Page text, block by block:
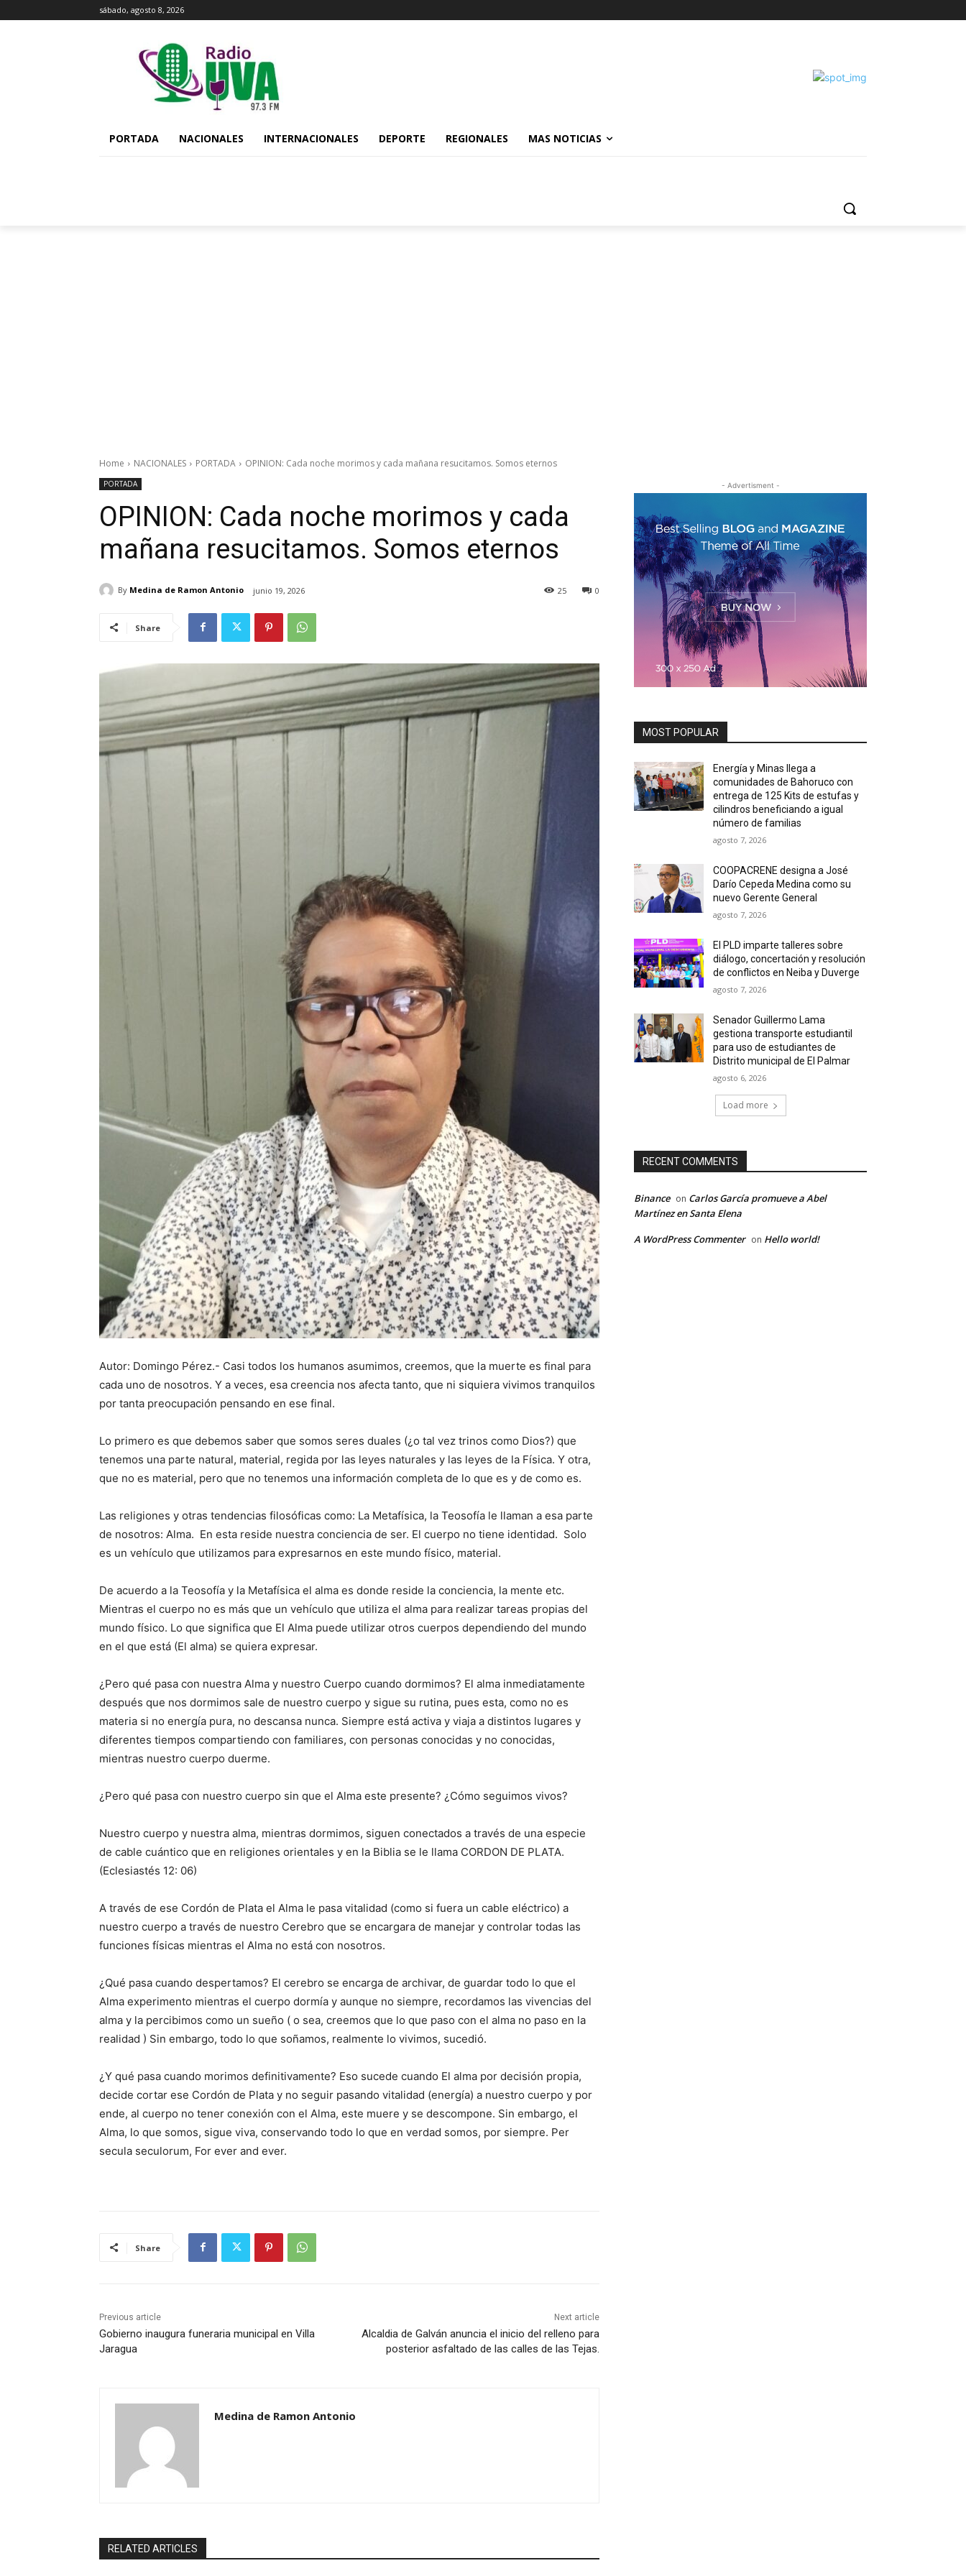
sábado, agosto 8, 2026
PORTADA NACIONALES INTERNACIONALES DEPORTE REGIONALES MAS NOTICIAS
Home NACIONALES PORTADA OPINION: Cada noche morimos y cada mañana resucitamos. Somos eternos
PORTADA
OPINION: Cada noche morimos y cada
mañana resucitamos. Somos eternos
By Medina de Ramon Antonio junio 19, 2026 0
25
Share
Autor: Domingo Pérez.- Casi todos los humanos asumimos, creemos, que la muerte es final para
cada uno de nosotros. Y a veces, esa creencia nos afecta tanto, que ni siquiera vivimos tranquilos
por tanta preocupación pensando en ese final.
Lo primero es que debemos saber que somos seres duales (¿o tal vez trinos como Dios?) que
tenemos una parte natural, material, regida por las leyes naturales y las leyes de la Física. Y otra,
que no es material, pero que no tenemos una información completa de lo que es y de como es.
Las religiones y otras tendencias filosóficas como: La Metafísica, la Teosofía le llaman a esa parte
de nosotros: Alma. En esta reside nuestra conciencia de ser. El cuerpo no tiene identidad. Solo
es un vehículo que utilizamos para expresarnos en este mundo físico, material.
De acuerdo a la Teosofía y la Metafísica el alma es donde reside la conciencia, la mente etc.
Mientras el cuerpo no es más que un vehículo que utiliza el alma para realizar tareas propias del
mundo físico. Lo que significa que El Alma puede utilizar otros cuerpos dependiendo del mundo
en el que está (El alma) se quiera expresar.
¿Pero qué pasa con nuestra Alma y nuestro Cuerpo cuando dormimos? El alma inmediatamente
después que nos dormimos sale de nuestro cuerpo y sigue su rutina, pues esta, como no es
materia si no energía pura, no descansa nunca. Siempre está activa y viaja a distintos lugares y
diferentes tiempos compartiendo con familiares, con personas conocidas y no conocidas,
mientras nuestro cuerpo duerme.
¿Pero qué pasa con nuestro cuerpo sin que el Alma este presente? ¿Cómo seguimos vivos?
Nuestro cuerpo y nuestra alma, mientras dormimos, siguen conectados a través de una especie
de cable cuántico que en religiones orientales y en la Biblia se le llama CORDON DE PLATA.
(Eclesiastés 12: 06)
A través de ese Cordón de Plata el Alma le pasa vitalidad (como si fuera un cable eléctrico) a
nuestro cuerpo a través de nuestro Cerebro que se encargara de manejar y controlar todas las
funciones físicas mientras el Alma no está con nosotros.
¿Qué pasa cuando despertamos? El cerebro se encarga de archivar, de guardar todo lo que el
Alma experimento mientras el cuerpo dormía y aunque no siempre, recordamos las vivencias del
alma y la percibimos como un sueño ( o sea, creemos que lo que paso con el alma no paso en la
realidad ) Sin embargo, todo lo que soñamos, realmente lo vivimos, sucedió.
¿Y qué pasa cuando morimos definitivamente? Eso sucede cuando El alma por decisión propia,
decide cortar ese Cordón de Plata y no seguir pasando vitalidad (energía) a nuestro cuerpo y por
ende, al cuerpo no tener conexión con el Alma, este muere y se descompone. Sin embargo, el
Alma, lo que somos, sigue viva, conservando todo lo que en verdad somos, por siempre. Per
secula seculorum, For ever and ever.
Share
Previous article
Gobierno inaugura funeraria municipal en Villa
Jaragua
Next article
Alcaldia de Galván anuncia el inicio del relleno para
posterior asfaltado de las calles de las Tejas.
Medina de Ramon Antonio
RELATED ARTICLES
- Advertisment -
MOST POPULAR
Energía y Minas llega a
comunidades de Bahoruco con
entrega de 125 Kits de estufas y
cilindros beneficiando a igual
número de familias
agosto 7, 2026
COOPACRENE designa a José
Darío Cepeda Medina como su
nuevo Gerente General
agosto 7, 2026
El PLD imparte talleres sobre
diálogo, concertación y resolución
de conflictos en Neiba y Duverge
agosto 7, 2026
Senador Guillermo Lama
gestiona transporte estudiantil
para uso de estudiantes de
Distrito municipal de El Palmar
agosto 6, 2026
Load more
RECENT COMMENTS
Binance on Carlos García promueve a Abel
Martínez en Santa Elena
A WordPress Commenter on Hello world!